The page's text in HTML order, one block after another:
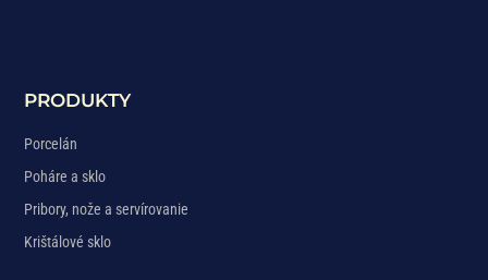
PRODUKTY
Porcelán
Poháre a sklo
Pribory, nože a servírovanie
Krištálové sklo